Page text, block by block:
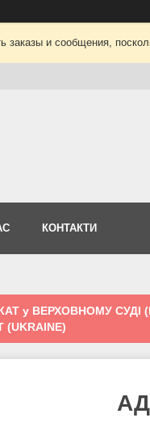
заказы и сообщения,
КОНТАКТИ
у ВЕРХОВНОМУ СУДІ
(UKRAINE)